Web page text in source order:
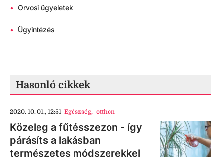
• Orvosi ügyeletek
• Ügyintézés
Hasonló cikkek
2020. 10. 01., 12:51 Egészség, otthon
Közeleg a fűtésszezon - így
párásíts a lakásban
természetes módszerekkel